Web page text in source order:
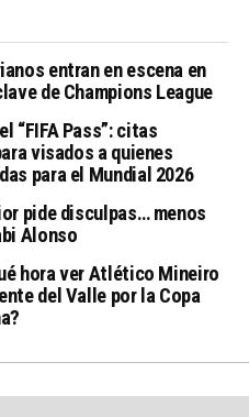
entran en escena en
de Champions League
“FIFA Pass”: citas
visados a quienes
para el Mundial 2026
pide disculpas… menos
Alonso
hora ver Atlético Mineiro
del Valle por la Copa